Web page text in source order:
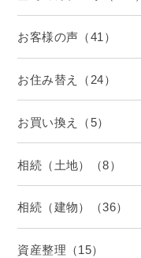
お客様の声（41）
お住み替え（24）
お買い換え（5）
相続（土地）（8）
相続（建物）（36）
資産整理（15）